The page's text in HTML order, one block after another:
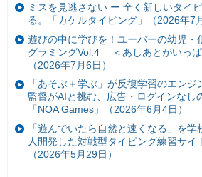
ミスを見逃さない ー 全く新しいタイ
る。「カケルタイピング」（2026年7
遊びの中に学びを！ユーバーの幼児・
グラミングVol.4 ＜あしあとがいっぱ
（2026年7月6日）
「あそぶ＋学ぶ」が反復学習のエン
監督がAIと挑む、広告・ログインなし
「NOA Games」（2026年6月4日）
「遊んでいたら自然と速くなる」を
人開発した対戦型タイピング練習サイ
（2026年5月29日）